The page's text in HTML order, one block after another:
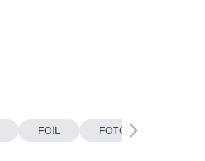
FOIL FOTOBOTONES